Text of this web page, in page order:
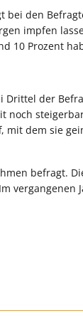
bei den
impfen
10 Prozent
Drittel der
noch
mit dem sie
befragt.
vergangenen